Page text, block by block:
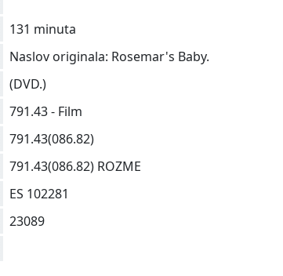
131 minuta
Naslov originala: Rosemar's Baby.
(DVD.)
791.43 - Film
791.43(086.82)
791.43(086.82) ROZME
ES 102281
23089